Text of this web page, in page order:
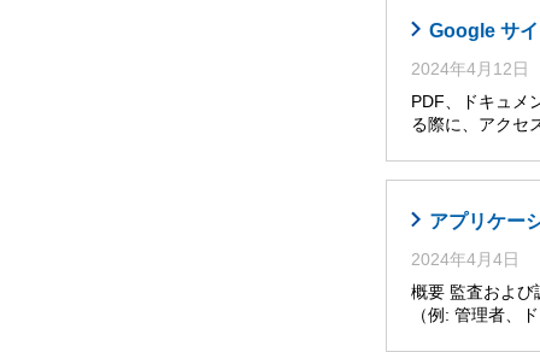
Google サ
2024年4月12日
PDF、ドキュメ
る際に、アクセ
アプリケー
2024年4月4日
概要 監査および
（例: 管理者、